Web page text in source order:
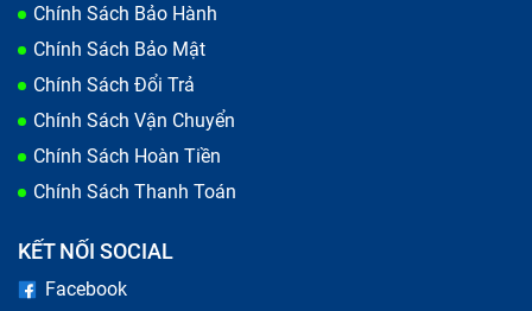
Chính Sách Bảo Hành
Chính Sách Bảo Mật
Chính Sách Đổi Trả
Chính Sách Vận Chuyển
Chính Sách Hoàn Tiền
Chính Sách Thanh Toán
KẾT NỐI SOCIAL
Facebook